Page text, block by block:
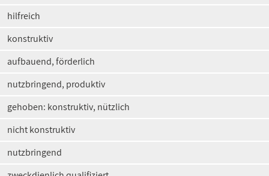
hilfreich
konstruktiv
aufbauend, förderlich
nutzbringend, produktiv
gehoben: konstruktiv, nützlich
nicht konstruktiv
nutzbringend